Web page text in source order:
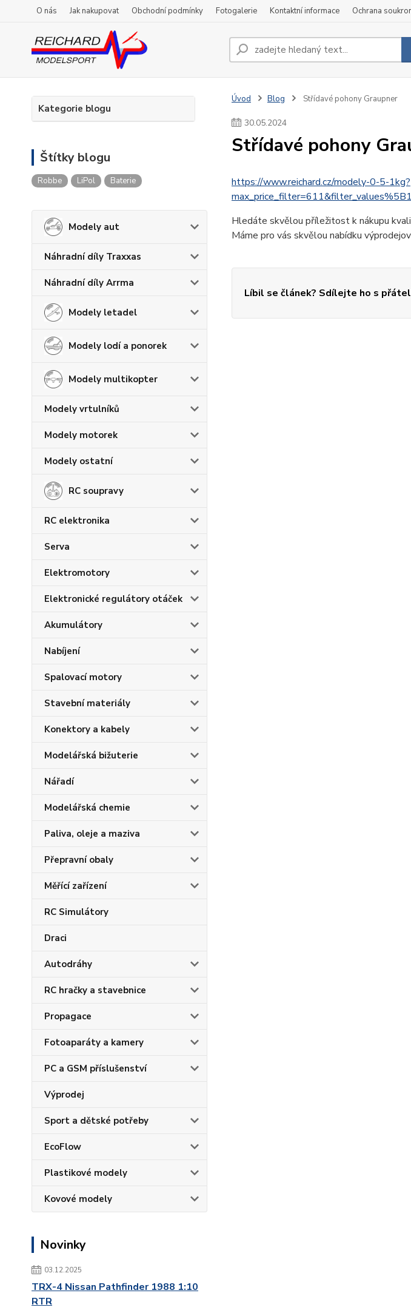
O nás Jak nakupovat Obchodní podmínky Fotogalerie Kontaktní informace Ochrana
Kategorie blogu
Štítky blogu
Robbe LiPol Baterie
Modely aut
Náhradní díly Traxxas
Náhradní díly Arrma
Modely letadel
Modely lodí a ponorek
Modely multikopter
Modely vrtulníků
Modely motorek
Modely ostatní
RC soupravy
RC elektronika
Serva
Elektromotory
Elektronické regulátory otáček
Akumulátory
Nabíjení
Spalovací motory
Stavební materiály
Konektory a kabely
Modelářská bižuterie
Nářadí
Modelářská chemie
Paliva, oleje a maziva
Přepravní obaly
Měřící zařízení
RC Simulátory
Draci
Autodráhy
RC hračky a stavebnice
Propagace
Fotoaparáty a kamery
PC a GSM příslušenství
Výprodej
Sport a dětské potřeby
EcoFlow
Plastikové modely
Kovové modely
Novinky
03.12.2025
TRX-4 Nissan Pathfinder 1988 1:10
RTR
Úvod Blog Střídavé pohony Graupner
30.05.2024
Střídavé pohony
https://www.reichard.cz/modely-0-5-1kg?
Hledáte skvělou příležitost k nákupu
Máme pro vás skvělou nabídku
Líbil se článek? Sdílejte ho s